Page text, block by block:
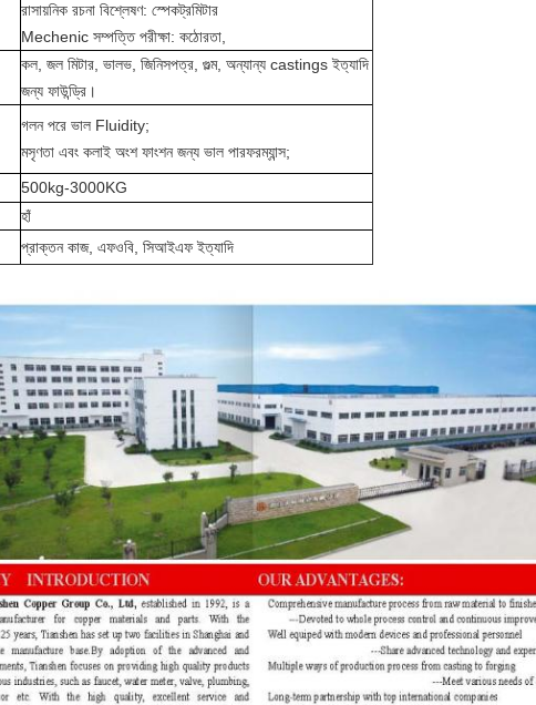
রাসায়নিক রচনা বিশ্লেষণ: স্পেকট্রমিটার
Mechenic সম্পত্তি পরীক্ষা: কঠোরতা,
কল, জল মিটার, ভালভ, জিনিসপত্র, গুল্ম, অন্যান্য castings ইত্যাদি
জন্য ফাউন্ড্রি।
গলন পরে ভাল Fluidity;
মসৃণতা এবং কলাই অংশ ফাংশন জন্য ভাল পারফরম্যান্স;
500kg-3000KG
হাঁ
প্রাক্তন কাজ, এফওবি, সিআইএফ ইত্যাদি